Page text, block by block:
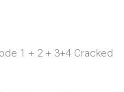
1 + 2 + 3+4 Cracked